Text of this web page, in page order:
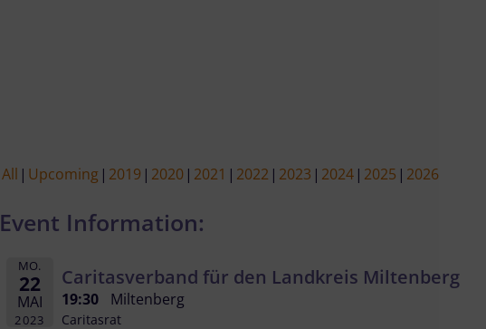
All Upcoming 2019 2020 2021 2022 2023 2024 2025 2026
Event Information:
MO.
22
MAI
2023
Caritasverband für den Landkreis Miltenberg
19:30 Miltenberg
Caritasrat